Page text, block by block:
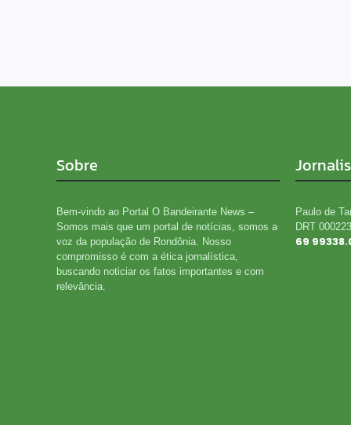
Sobre
Bem-vindo ao Portal O Bandeirante News –
Somos mais que um portal de notícias, somos a
voz da população de Rondônia. Nosso
compromisso é com a ética jornalística,
buscando noticiar os fatos importantes e com
relevância.
Paulo de
DRT
69